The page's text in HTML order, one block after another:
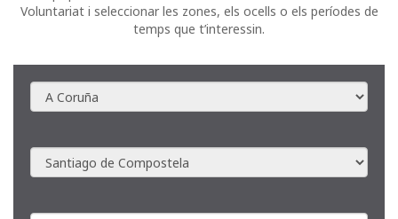
Voluntariat i seleccionar les zones, els ocells o els períodes de
temps que t’interessin.